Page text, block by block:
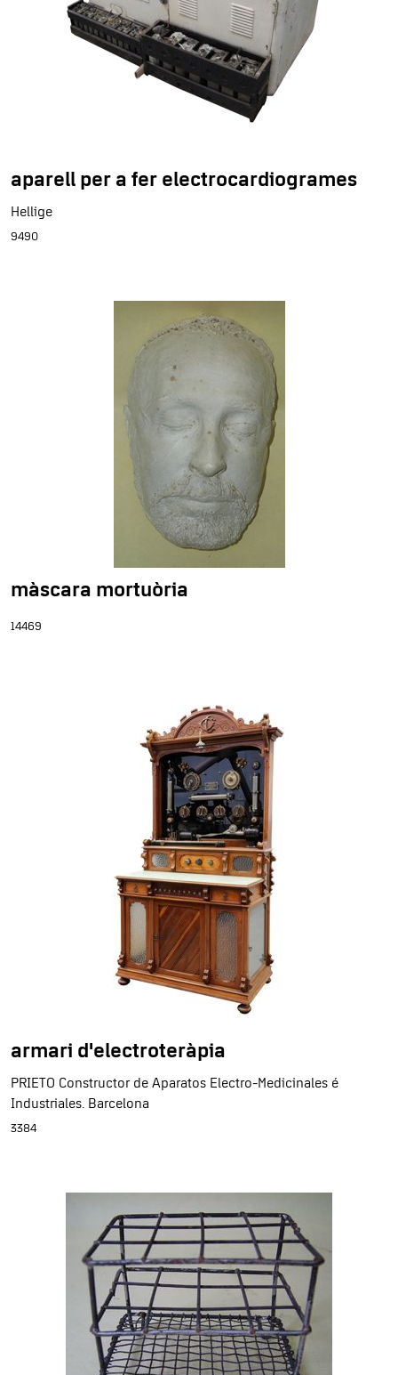
aparell per a fer electrocardiogrames
Hellige
9490
màscara mortuòria
14469
armari d'electroteràpia
PRIETO Constructor de Aparatos Electro-Medicinales é
Industriales. Barcelona
3384